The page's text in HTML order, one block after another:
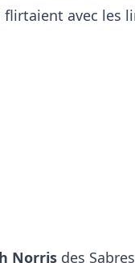
avec les
Norris des